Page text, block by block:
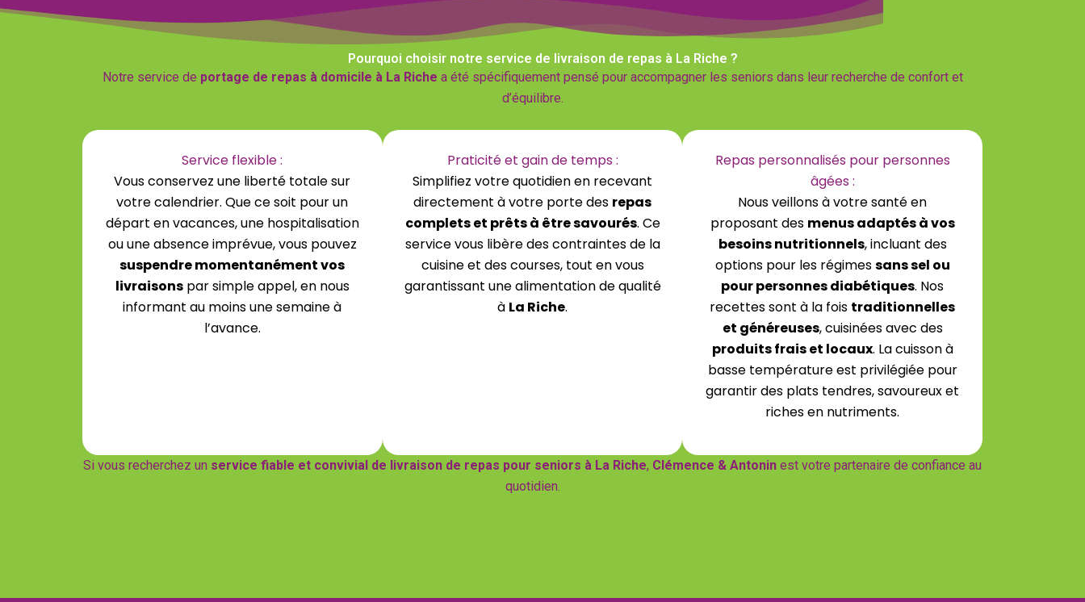
Pourquoi choisir notre service de livraison de repas à La Riche ?
Notre service de portage de repas à domicile à La Riche a été spécifiquement pensé pour accompagner les seniors dans leur recherche de confort et
d’équilibre.
Service flexible :
Vous conservez une liberté totale sur
votre calendrier. Que ce soit pour un
départ en vacances, une hospitalisation
ou une absence imprévue, vous pouvez
suspendre momentanément vos
livraisonspar simple appel, en nous
informant au moins une semaine à
l’avance.
Praticité et gain de temps :
Simplifiez votre quotidien en recevant
directement à votre porte des repas
complets et prêts à être savourés. Ce
service vous libère des contraintes de la
cuisine et des courses, tout en vous
garantissant une alimentation de qualité
à La Riche.
Repas personnalisés pour personnes
âgées :
Nous veillons à votre santé en
proposant des menus adaptés à vos
besoins nutritionnels, incluant des
options pour les régimessans sel ou
pour personnes diabétiques. Nos
recettes sont à la fois traditionnelles
et généreuses, cuisinées avec des
produits frais et locaux. La cuisson à
basse température est privilégiée pour
garantir des plats tendres, savoureux et
riches en nutriments.
Si vous recherchez un service fiable et convivial de livraison de repas pour seniors à La Riche, Clémence & Antonin est votre partenaire de confiance au
quotidien.